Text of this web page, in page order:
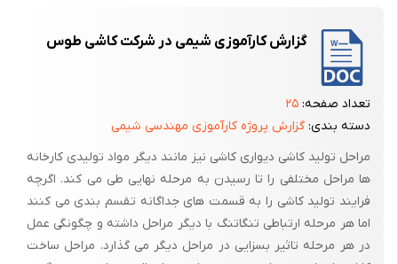
گزارش کارآموزی شیمی در شرکت کاشی طوس
تعداد صفحه: ۲۵
دسته بندی: گزارش پروژه کارآموزی مهندسی شیمی
مراحل تولید کاشی دیواری کاشی نیز مانند دیگر مواد تولیدی کارخانه
ها مراحل مختلفی را تا رسیدن به مرحله نهایی طی می کند. اگرچه
فرایند تولید کاشی را به قسمت های جداگانه تقسم بندی می کنند
اما هر مرحله ارتباطی تنگاتنگ با دیگر مراحل داشته و چگونگی عمل
در هر مرحله تاثیر بسزایی در مراحل دیگر می گذارد. مراحل ساخت